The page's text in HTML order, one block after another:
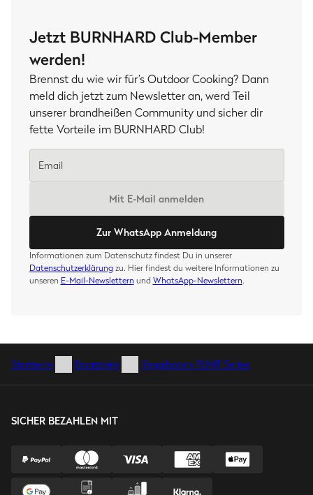
Jetzt BURNHARD Club-Member
werden!
Brennst du wie wir für’s Outdoor Cooking? Dann
meld dich jetzt zum Newsletter an, werd Teil
unserer brandheißen Community und sicher dir
fette Vorteile im BURNHARD Club!
Mit E-Mail anmelden
Zur WhatsApp Anmeldung
Informationen zum Datenschutz findest Du in unserer
Datenschutzerklärung zu. Hier findest du weitere Informationen zu
unseren E-Mail-Newslettern und WhatsApp-Newslettern.
Startseite Ersatzteile Regalboden FLINT Series
SICHER BEZAHLEN MIT